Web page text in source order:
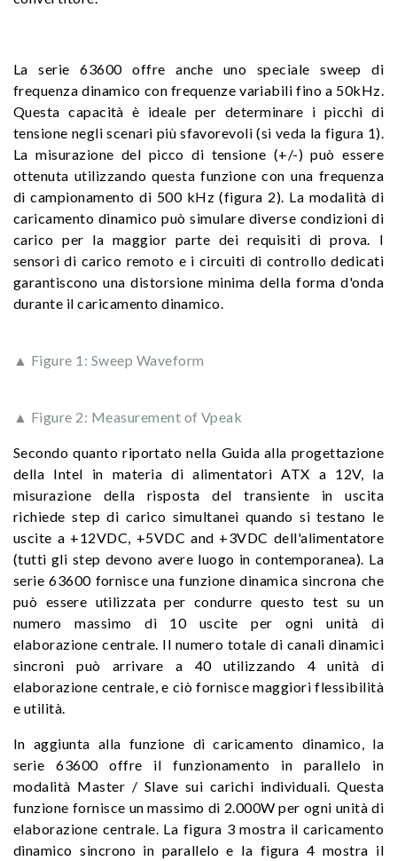
La serie 63600 offre anche uno speciale sweep di
frequenza dinamico con frequenze variabili fino a 50kHz.
Questa capacità è ideale per determinare i picchi di
tensione negli scenari più sfavorevoli (si veda la figura 1).
La misurazione del picco di tensione (+/-) può essere
ottenuta utilizzando questa funzione con una frequenza
di campionamento di 500 kHz (figura 2). La modalità di
caricamento dinamico può simulare diverse condizioni di
carico per la maggior parte dei requisiti di prova. I
sensori di carico remoto e i circuiti di controllo dedicati
garantiscono una distorsione minima della forma d'onda
durante il caricamento dinamico.
▲ Figure 1: Sweep Waveform
▲ Figure 2: Measurement of Vpeak
Secondo quanto riportato nella Guida alla progettazione
della Intel in materia di alimentatori ATX a 12V, la
misurazione della risposta del transiente in uscita
richiede step di carico simultanei quando si testano le
uscite a +12VDC, +5VDC and +3VDC dell'alimentatore
(tutti gli step devono avere luogo in contemporanea). La
serie 63600 fornisce una funzione dinamica sincrona che
può essere utilizzata per condurre questo test su un
numero massimo di 10 uscite per ogni unità di
elaborazione centrale. Il numero totale di canali dinamici
sincroni può arrivare a 40 utilizzando 4 unità di
elaborazione centrale, e ciò fornisce maggiori flessibilità
e utilità.
In aggiunta alla funzione di caricamento dinamico, la
serie 63600 offre il funzionamento in parallelo in
modalità Master / Slave sui carichi individuali. Questa
funzione fornisce un massimo di 2.000W per ogni unità di
elaborazione centrale. La figura 3 mostra il caricamento
dinamico sincrono in parallelo e la figura 4 mostra il